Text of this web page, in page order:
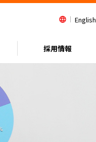
language English
採用情報